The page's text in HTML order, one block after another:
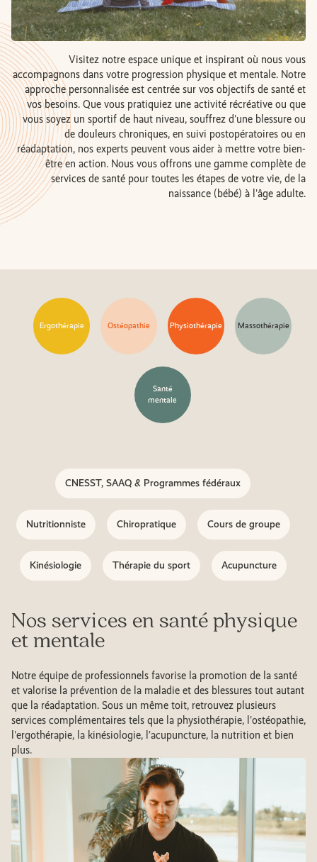
Visitez notre espace unique et inspirant où nous vous
accompagnons dans votre progression physique et mentale. Notre
approche personnalisée est centrée sur vos objectifs de santé et
vos besoins. Que vous pratiquiez une activité récréative ou que
vous soyez un sportif de haut niveau, souffrez d'une blessure ou
de douleurs chroniques, en suivi postopératoires ou en
réadaptation, nos experts peuvent vous aider à mettre votre bien-
être en action. Nous vous offrons une gamme complète de
services de santé pour toutes les étapes de votre vie, de la
naissance (bébé) à l'âge adulte.
Ergothérapie Ostéopathie Physiothérapie Massothérapie
Santé
mentale
CNESST, SAAQ & Programmes fédéraux
Nutritionniste Chiropratique Cours de groupe
Kinésiologie Thérapie du sport Acupuncture
Nos services en santé physique
et mentale
Notre équipe de professionnels favorise la promotion de la santé
et valorise la prévention de la maladie et des blessures tout autant
que la réadaptation. Sous un même toit, retrouvez plusieurs
services complémentaires tels que la physiothérapie, l'ostéopathie,
l'ergothérapie, la kinésiologie, l’acupuncture, la nutrition et bien
plus.